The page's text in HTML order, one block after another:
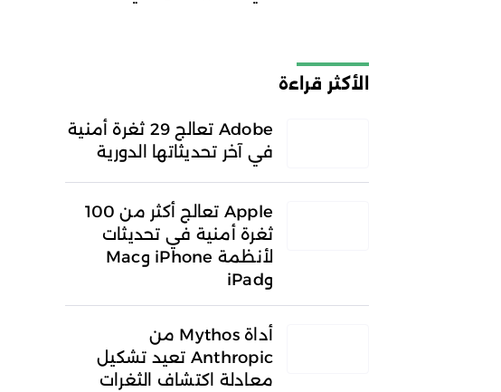
الأكثر قراءة
Adobe تعالج 29 ثغرة أمنية
في آخر تحديثاتها الدورية
Apple تعالج أكثر من 100
ثغرة أمنية في تحديثات
لأنظمة iPhone وMac
وiPad
أداة Mythos من
Anthropic تعيد تشكيل
معادلة اكتشاف الثغرات